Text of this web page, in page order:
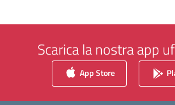
Scarica la nostra app
App Store